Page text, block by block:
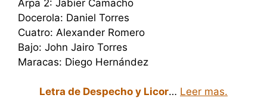
Arpa 2: Jabier Camacho
Docerola: Daniel Torres
Cuatro: Alexander Romero
Bajo: John Jairo Torres
Maracas: Diego Hernández
Letra de Despecho y Licor… Leer mas.